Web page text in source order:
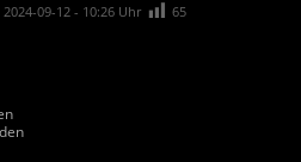
2024-09-12 - 10:26 Uhr 65